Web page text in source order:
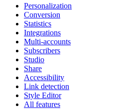
Personalization
Conversion
Statistics
Integrations
Multi-accounts
Subscribers
Studio
Share
Accessibility
Link detection
Style Editor
All features